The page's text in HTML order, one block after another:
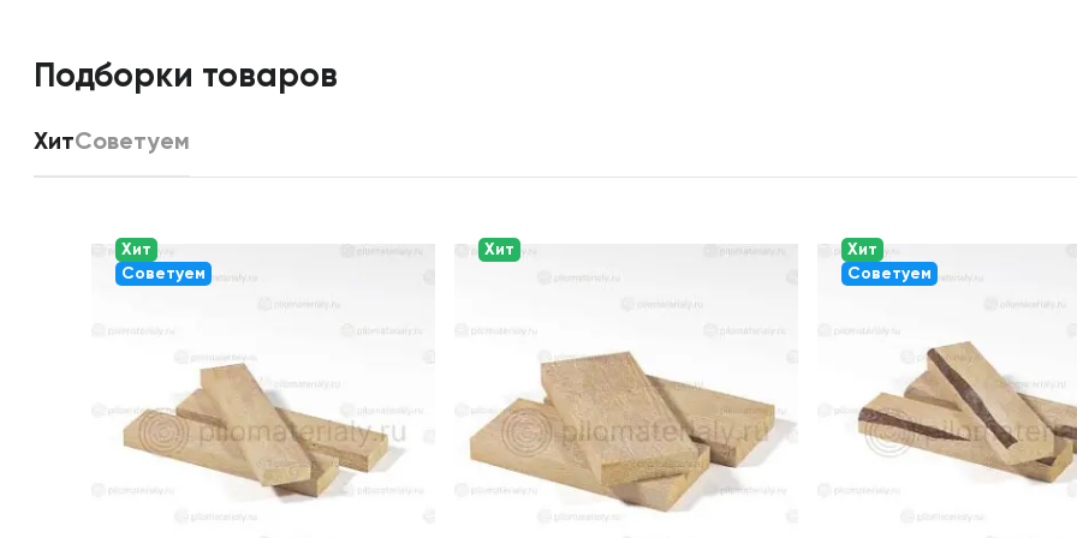
Подборки товаров
ХитСоветуем
Хит
Советуем
Хит
Хит
Советуем